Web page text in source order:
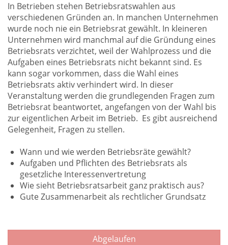
In Betrieben stehen Betriebsratswahlen aus
verschiedenen Gründen an. In manchen Unternehmen
wurde noch nie ein Betriebsrat gewählt. In kleineren
Unternehmen wird manchmal auf die Gründung eines
Betriebsrats verzichtet, weil der Wahlprozess und die
Aufgaben eines Betriebsrats nicht bekannt sind. Es
kann sogar vorkommen, dass die Wahl eines
Betriebsrats aktiv verhindert wird. In dieser
Veranstaltung werden die grundlegenden Fragen zum
Betriebsrat beantwortet, angefangen von der Wahl bis
zur eigentlichen Arbeit im Betrieb. Es gibt ausreichend
Gelegenheit, Fragen zu stellen.
Wann und wie werden Betriebsräte gewählt?
Aufgaben und Pflichten des Betriebsrats als
gesetzliche Interessenvertretung
Wie sieht Betriebsratsarbeit ganz praktisch aus?
Gute Zusammenarbeit als rechtlicher Grundsatz
Abgelaufen